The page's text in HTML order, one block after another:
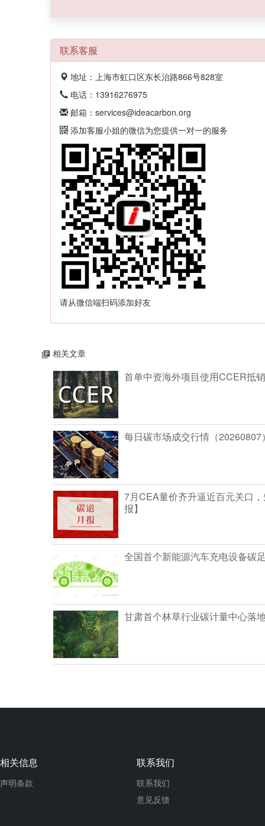
联系客服
地址：上海市虹口区东长治路866号828室
电话：13916276975
邮箱：services@ideacarbon.org
添加客服小姐的微信为您提供一对一的服务
请从微信端扫码添加好友
相关文章
首单中资海外项目使用CCER抵
每日碳市场成交行情（20260807
7月CEA量价齐升逼近百元关口
报】
全国首个新能源汽车充电设备碳
甘肃首个林草行业碳计量中心落
相关信息
声明条款
联系我们
联系我们
意见反馈